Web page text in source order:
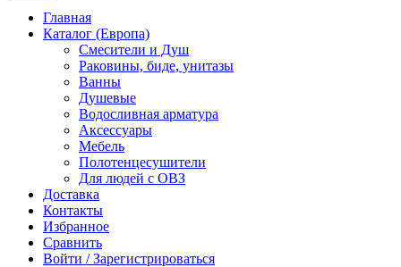
из
нержавеющей
Главная
Каталог (Европа)
Смесители и Душ
Раковины, биде, унитазы
Ванны
Душевые
Водосливная арматура
Аксессуары
Мебель
Полотенцесушители
Для людей с ОВЗ
Доставка
Контакты
Избранное
Сравнить
Войти / Зарегистрироваться